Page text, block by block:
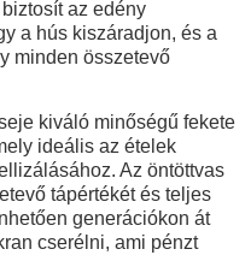
az edény
a hús kiszáradjon, és a
minden összetevő
kiváló minőségű fekete
ideális az ételek
Az öntöttvas
tápértékét és teljes
generációkon át
cserélni, ami pénzt